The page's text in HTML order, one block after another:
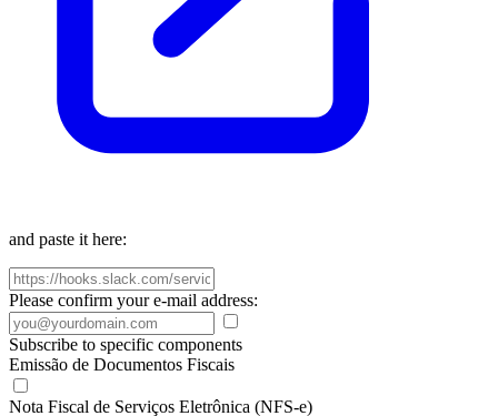
and paste it here:
Please confirm your e-mail address:
Subscribe to specific components
Emissão de Documentos Fiscais
Nota Fiscal de Serviços Eletrônica (NFS-e)